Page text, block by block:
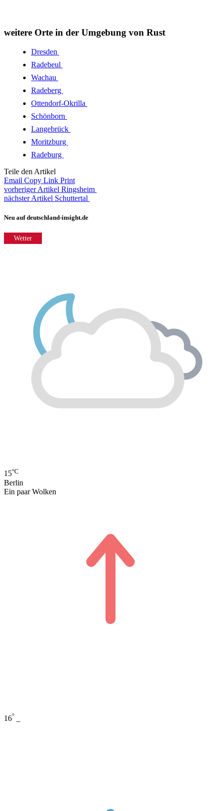
weitere Orte in der Umgebung von Rust
Dresden
Radebeul
Wachau
Radeberg
Ottendorf-Okrilla
Schönborn
Langebrück
Moritzburg
Radeburg
Teile den Artikel
Email Copy Link Print
vorheriger Artikel Ringsheim
nächster Artikel Schuttertal
Neu auf deutschland-insight.de
Wetter
15°C
Berlin
Ein paar Wolken
16°